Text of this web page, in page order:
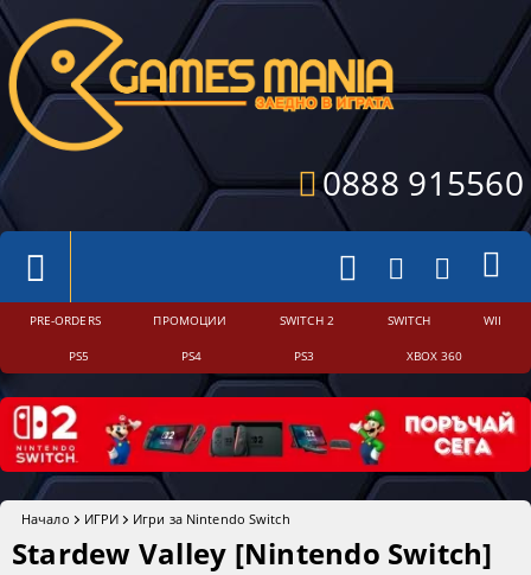
0888 915560
PRE-ORDERS ПРОМОЦИИ SWITCH 2 SWITCH WII
PS5 PS4 PS3 XBOX 360
Начало ИГРИ Игри за Nintendo Switch
Stardew Valley [Nintendo Switch]